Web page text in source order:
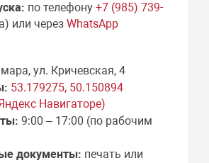
по телефону+7 (985) 739-
или черезWhatsApp
ул. Кричевская, 4
53.179275, 50.150894
Навигаторе)
9:00 – 17:00 (по рабочим
документы: печать или